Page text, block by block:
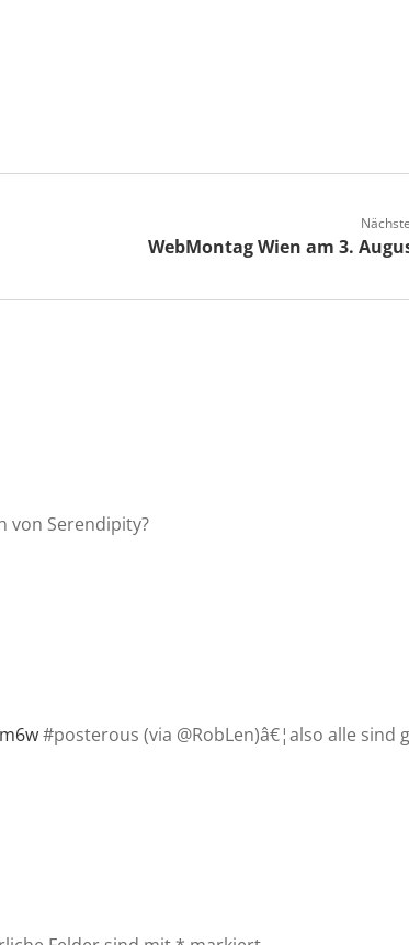
WebMontag Wien am 3.
von Serendipity?
#posterous (via @RobLen)â€¦also alle sind